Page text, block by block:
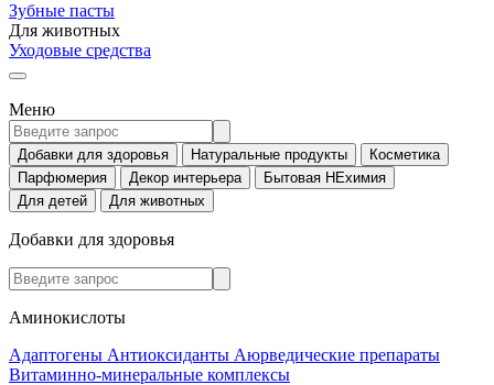
Зубные пасты
Для животных
Уходовые средства
Меню
Добавки для здоровья Натуральные продукты
Косметика
Парфюмерия
Декор интерьера
Бытовая НЕхимия
Для детей
Для животных
Добавки для здоровья
Аминокислоты
Адаптогены Антиоксиданты Аюрведические препараты
Витаминно-минеральные комплексы